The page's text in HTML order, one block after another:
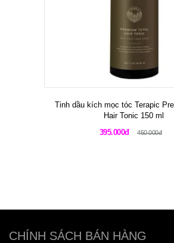
Tinh dầu kích mọc tóc Terapic
Hair Tonic 150 ml
395.000đ
450.000đ
CHÍNH SÁCH BÁN HÀNG